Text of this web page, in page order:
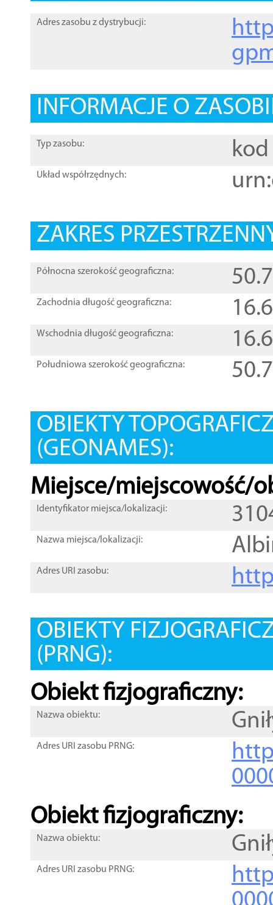
Adres zasobu z dystrybucji:
INFORMACJE O
Typ zasobu: kod
Układ współrzędnych:
ZAKRES
Północna szerokość geograficzna:
Zachodnia długość geograficzna:
Wschodnia długość geograficzna:
Południowa szerokość geograficzna:
OBIEKTY
(GEONAMES):
Miejsce/miejscowość/
Identyfikator miejsca/lokalizacji:
Nazwa miejsca/lokalizacji:
Adres URI zasobu:
OBIEKTY
(PRNG):
Obiekt fizjograficzny:
Nazwa obiektu:
Adres URI zasobu PRNG:
Obiekt fizjograficzny:
Nazwa obiektu:
Adres URI zasobu PRNG: